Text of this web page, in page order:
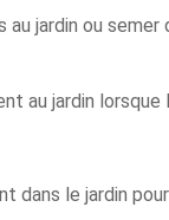
jardin ou
au jardin
dans le jardin